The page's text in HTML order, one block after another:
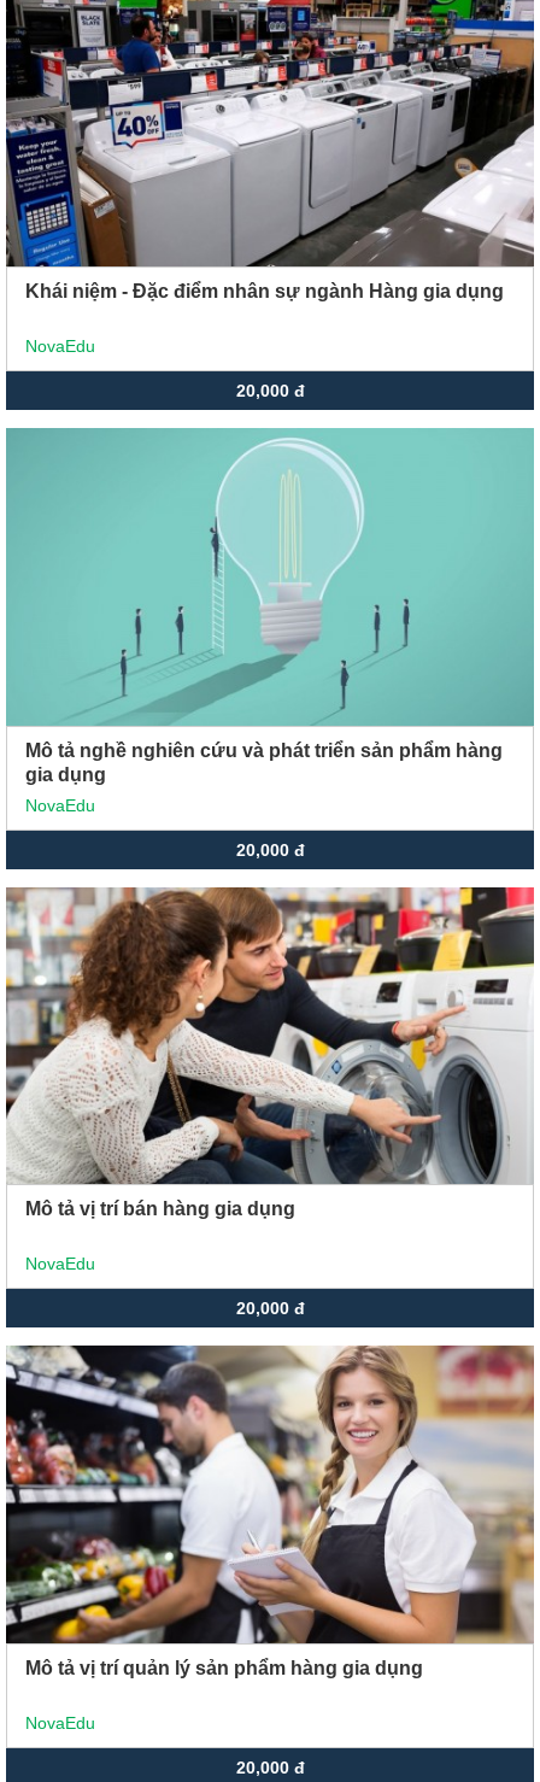
Xu hướng ngành nghề
Hỗ trợ
$ Nạp tiền
Khái niệm - Đặc điểm nhân sự ngành Hàng gia dụng
NovaEdu
20,000 đ
Mô tả nghề nghiên cứu và phát triển sản phẩm hàng
gia dụng
NovaEdu
20,000 đ
Mô tả vị trí bán hàng gia dụng
NovaEdu
20,000 đ
Mô tả vị trí quản lý sản phẩm hàng gia dụng
NovaEdu
20,000 đ